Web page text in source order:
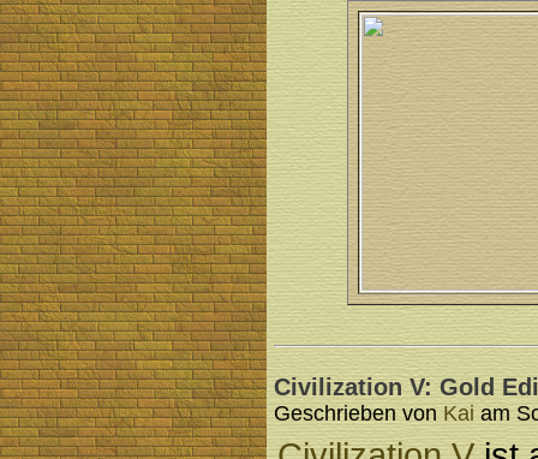
Civilization V: Gold
Geschrieben von Kai am